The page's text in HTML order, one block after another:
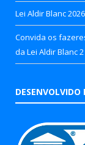
Lei Aldir Blanc 2026
Convida os
da Lei Aldir Blanc 2
DESENVOLVIDO